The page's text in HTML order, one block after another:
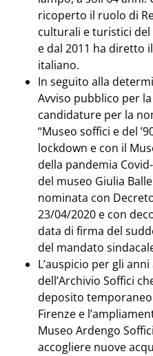
ricoperto il ruolo di
culturali e turistici del
e dal 2011 ha diretto
italiano.
In seguito alla
Avviso pubblico per
candidature per la
“Museo soffici e del
lockdown e con il
della pandemia
del museo Giulia
nominata con
23/04/2020 e con
data di firma del
del mandato
L’auspicio per gli
dell’Archivio Soffici
deposito temporaneo
Firenze e
Museo Ardengo
accogliere nuove